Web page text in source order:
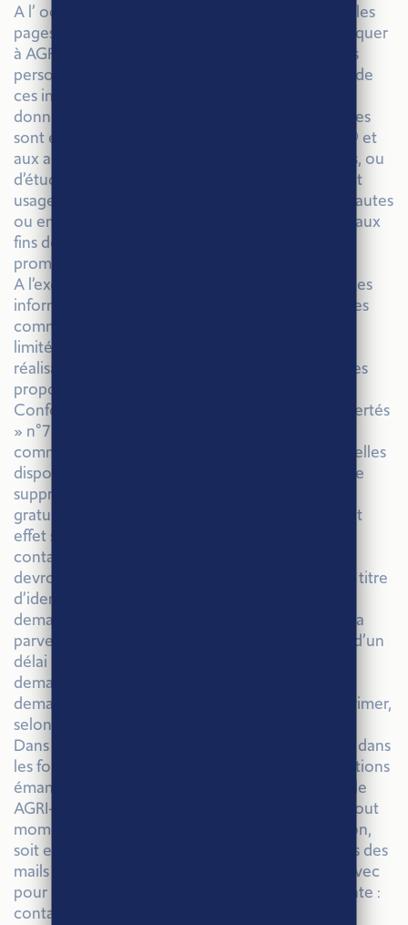
A l’ occasion de la navigation sur ce site et selon les
pages visitées, les internautes peuvent communiquer
à AGRI-ÉTHIQUE® des informations nominatives
personnelles les concernant. La communication de
ces informations ou données est facultative. Les
données nominatives personnelles ainsi collectées
sont exclusivement destinées à AGRI-ÉTHIQUE® et
aux adhérents de l’association aux fins d’analyses, ou
d’études et, lorsque le formulaire est destiné à cet
usage, afin de répondre aux questions des internautes
ou encore, comme il sera précisé au cas par cas, aux
fins de traitement des jeux ou opérations
promotionnelles proposées, le cas échéant.
A l’exception des usages mentionnés ci-dessus, ces
informations sont confidentielles et seront traitées
comme telles. Leur durée de conservation sera
limitée à une année ou à la durée nécessaire à la
réalisation des jeux et opérations promotionnelles
proposées sur le site.
Conformément à la loi dite « Informatique et Libertés
» n°78-17 du 6 janvier 1978, les personnes ayant
communiqué des données nominatives personnelles
disposent d’un droit d’accès, de rectification et de
suppression de ces données qu’ils exercent
gratuitement en utilisant le formulaire prévu à cet
effet sur le site en envoyant un email à
contact@agriethique.fr Les demandes précitées
devront être accompagnées d’un fac-similé d’un titre
d’identité portant la signature du titulaire. La
demande devra préciser l’adresse à laquelle devra
parvenir la réponse. AGRI-ÉTHIQUE® disposera d’un
délai de 2 (deux) mois suivant réception de la
demande pour communiquer les informations
demandées ou bien pour les compléter ou supprimer,
selon le cas.
Dans l’hypothèse où les internautes ont accepté dans
les formulaires de recevoir par email des informations
émanant de AGRI-ÉTHIQUE® et des adhérents de
AGRI-ÉTHIQUE®, les internautes disposeront à tout
moment de la faculté de revenir sur cette décision,
soit en cliquant sur le lien prévu à cet effet en bas des
mails qu’ils recevront, soit en envoyant un mail avec
pour objet « désabonnement » à l’adresse suivante :
contact@agriethique.fr